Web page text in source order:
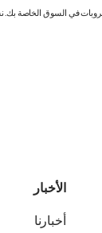
في السوق
الأخبار
أخبارنا